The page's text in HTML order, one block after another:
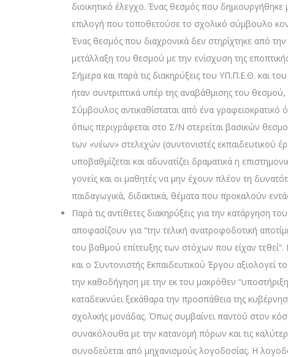
διοικητικό έλεγχο. Ένας θεσμός που
επιλογή που τοποθετούσε το σχολικό σύμβουλο
Ένας θεσμός που διαχρονικά δεν στηρίχτηκε από την
μετάλλαξη του θεσμού με την ενίσχυση της
Σήμερα και παρά τις διακηρύξεις του ΥΠ.Π.Ε.Θ. και
ήταν συντριπτικά υπέρ της αναβάθμισης του
Σύμβουλος αντικαθίσταται από ένα
όπως περιγράφεται στο Σ/Ν στερείται βασικών
των «νέων» στελεχών (συντονιστές εκπαιδευτικού
υποβαθμίζεται και αδυνατίζει δραματικά η
γονείς και οι μαθητές να μην έχουν πλέον τη
παιδαγωγικά, διδακτικά, θέματα που προκαλούν
Παρά τις αντίθετες διακηρύξεις για την
αποφασίζουν για “την τελική ανατροφοδοτική
του βαθμού επίτευξης των στόχων που είχαν
και ο Συντονιστής Εκπαιδευτικού Έργου αξιολογεί
την καθοδήγηση με την εκ του μακρόθεν
καταδεικνύει ξεκάθαρα την προσπάθεια της
σχολικής μονάδας. Όπως συμβαίνει παντού στον
συνακόλουθα με την κατανομή πόρων και τις
συνοδεύεται από μηχανισμούς λογοδοσίας. Η